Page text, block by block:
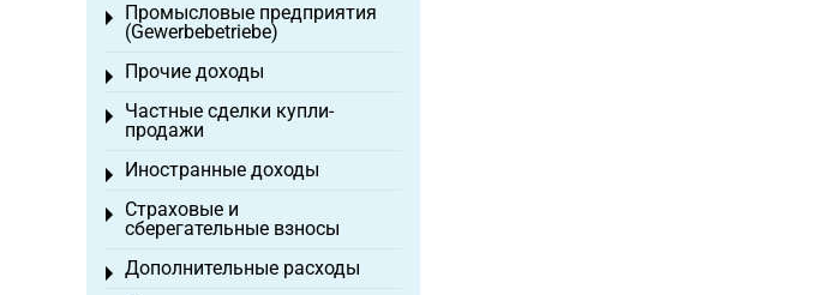
Промысловые предприятия
(Gewerbebetriebe)
Toggle menu
Прочие доходы
Toggle menu
Частные сделки купли-
продажи
Toggle menu
Иностранные доходы
Toggle menu
Страховые и
сберегательные взносы
Toggle menu
Дополнительные расходы
Toggle menu